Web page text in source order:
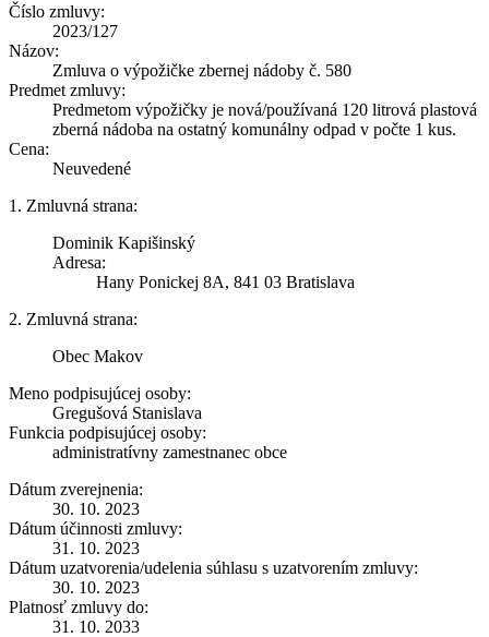
Číslo zmluvy:
2023/127
Názov:
Zmluva o výpožičke zbernej nádoby č. 580
Predmet zmluvy:
Predmetom výpožičky je nová/používaná 120 litrová plastová
zberná nádoba na ostatný komunálny odpad v počte 1 kus.
Cena:
Neuvedené
1. Zmluvná strana:
Dominik Kapišinský
Adresa:
Hany Ponickej 8A, 841 03 Bratislava
2. Zmluvná strana:
Obec Makov
Meno podpisujúcej osoby:
Gregušová Stanislava
Funkcia podpisujúcej osoby:
administratívny zamestnanec obce
Dátum zverejnenia:
30. 10. 2023
Dátum účinnosti zmluvy:
31. 10. 2023
Dátum uzatvorenia/udelenia súhlasu s uzatvorením zmluvy:
30. 10. 2023
Platnosť zmluvy do:
31. 10. 2033